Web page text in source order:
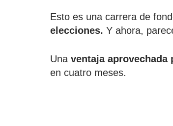
Esto es una carrera de
elecciones. Y ahora,
Una ventaja aprovechada
en cuatro meses.